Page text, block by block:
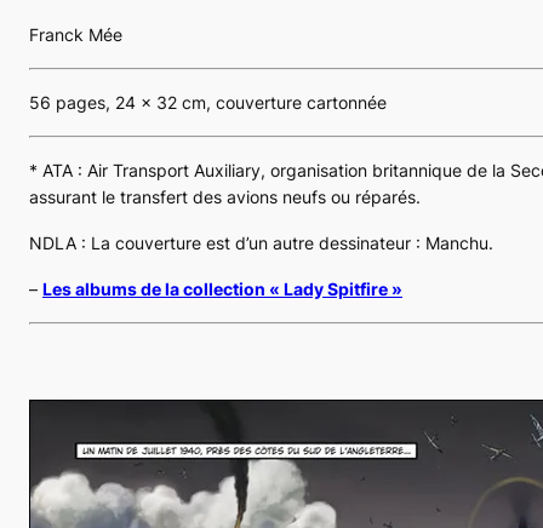
Franck Mée
56 pages, 24 x 32 cm, couverture cartonnée
* ATA : Air Transport Auxiliary, organisation britannique de la
assurant le transfert des avions neufs ou réparés.
NDLA : La couverture est d’un autre dessinateur : Manchu.
– Les albums de la collection « Lady Spitfire »